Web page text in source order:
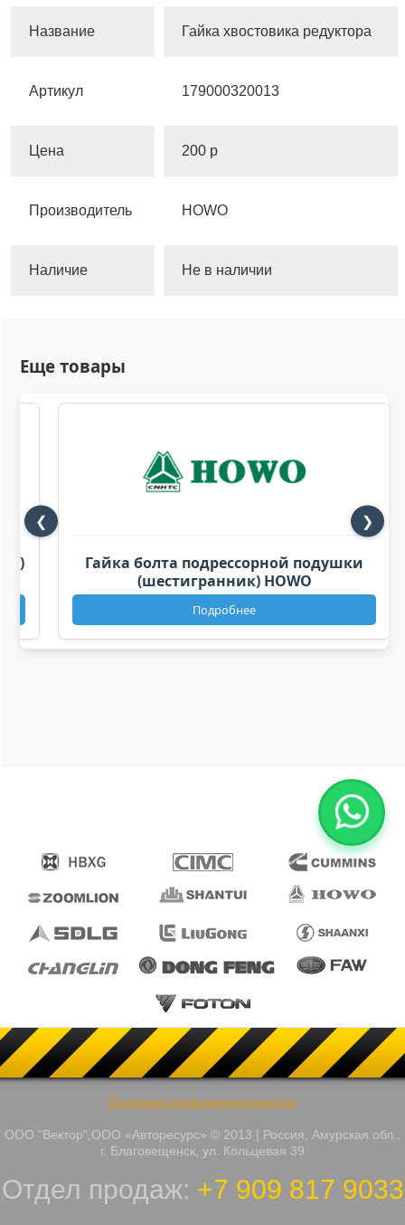
Название Гайка хвостовика редуктора
Артикул 179000320013
Цена 200 р
Производитель HOWO
Наличие Не в наличии
Политика конфиденциальности
ООО "Вектор",ООО «Авторесурс» © 2013 | Россия, Амурская обл.,
г. Благовещенск, ул. Кольцевая 39
Отдел продаж: +7 909 817 9033